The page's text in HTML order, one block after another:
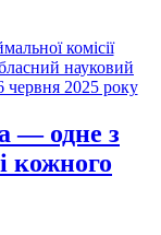
комісії
науковий
червня 2025 року
— одне з
кожного